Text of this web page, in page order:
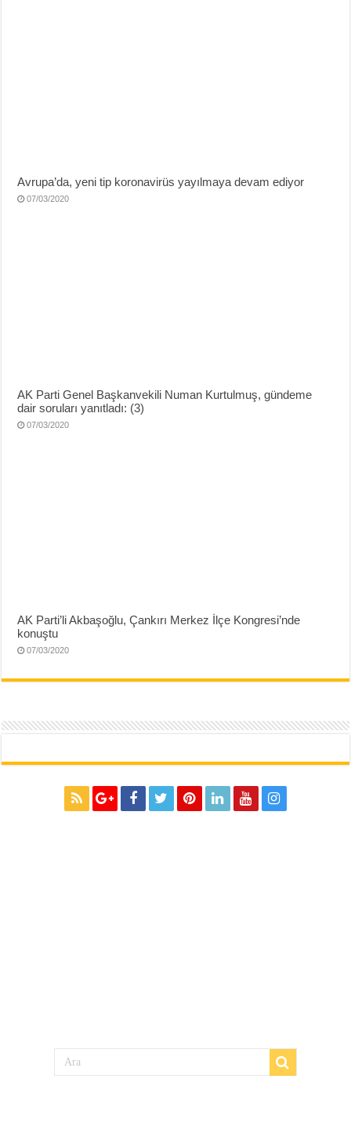
Avrupa’da, yeni tip koronavirüs yayılmaya devam ediyor
07/03/2020
AK Parti Genel Başkanvekili Numan Kurtulmuş, gündeme
dair soruları yanıtladı: (3)
07/03/2020
AK Parti’li Akbaşoğlu, Çankırı Merkez İlçe Kongresi’nde
konuştu
07/03/2020